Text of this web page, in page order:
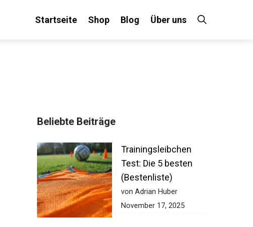
Startseite Shop Blog Über uns
Beliebte Beiträge
Trainingsleibchen
Test: Die 5 besten
(Bestenliste)
von Adrian Huber
November 17, 2025